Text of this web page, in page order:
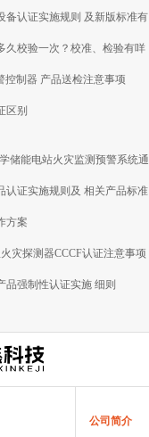
器产品新版 国家标准有关要求
备认证实施规则 及新版标准有
久校验一次？校准、检验有咩
控制器 产品送检注意事项
区别
储能电站火灾监测预警系统通
认证实施规则及 相关产品标准
方案
灾探测器CCCF认证注意事项
品强制性认证实施 细则
公司简介